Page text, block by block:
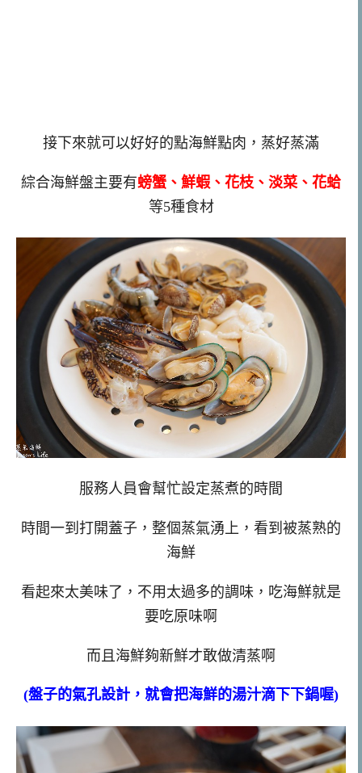
接下來就可以好好的點海鮮點肉，蒸好蒸滿
綜合海鮮盤主要有螃蟹、鮮蝦、花枝、淡菜、花蛤
等5種食材
服務人員會幫忙設定蒸煮的時間
時間一到打開蓋子，整個蒸氣湧上，看到被蒸熟的
海鮮
看起來太美味了，不用太過多的調味，吃海鮮就是
要吃原味啊
而且海鮮夠新鮮才敢做清蒸啊
(盤子的氣孔設計，就會把海鮮的湯汁滴下下鍋喔)